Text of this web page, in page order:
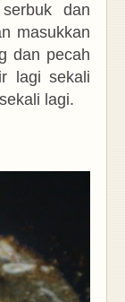
dan
masukkan
dan pecah
lagi sekali
lagi.